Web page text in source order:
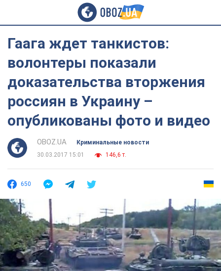
Гаага ждет танкистов:
волонтеры показали
доказательства вторжения
россиян в Украину –
опубликованы фото и видео
OBOZ.UA
Криминальные новости
30.03.2017 15:01
146,6 т.
650